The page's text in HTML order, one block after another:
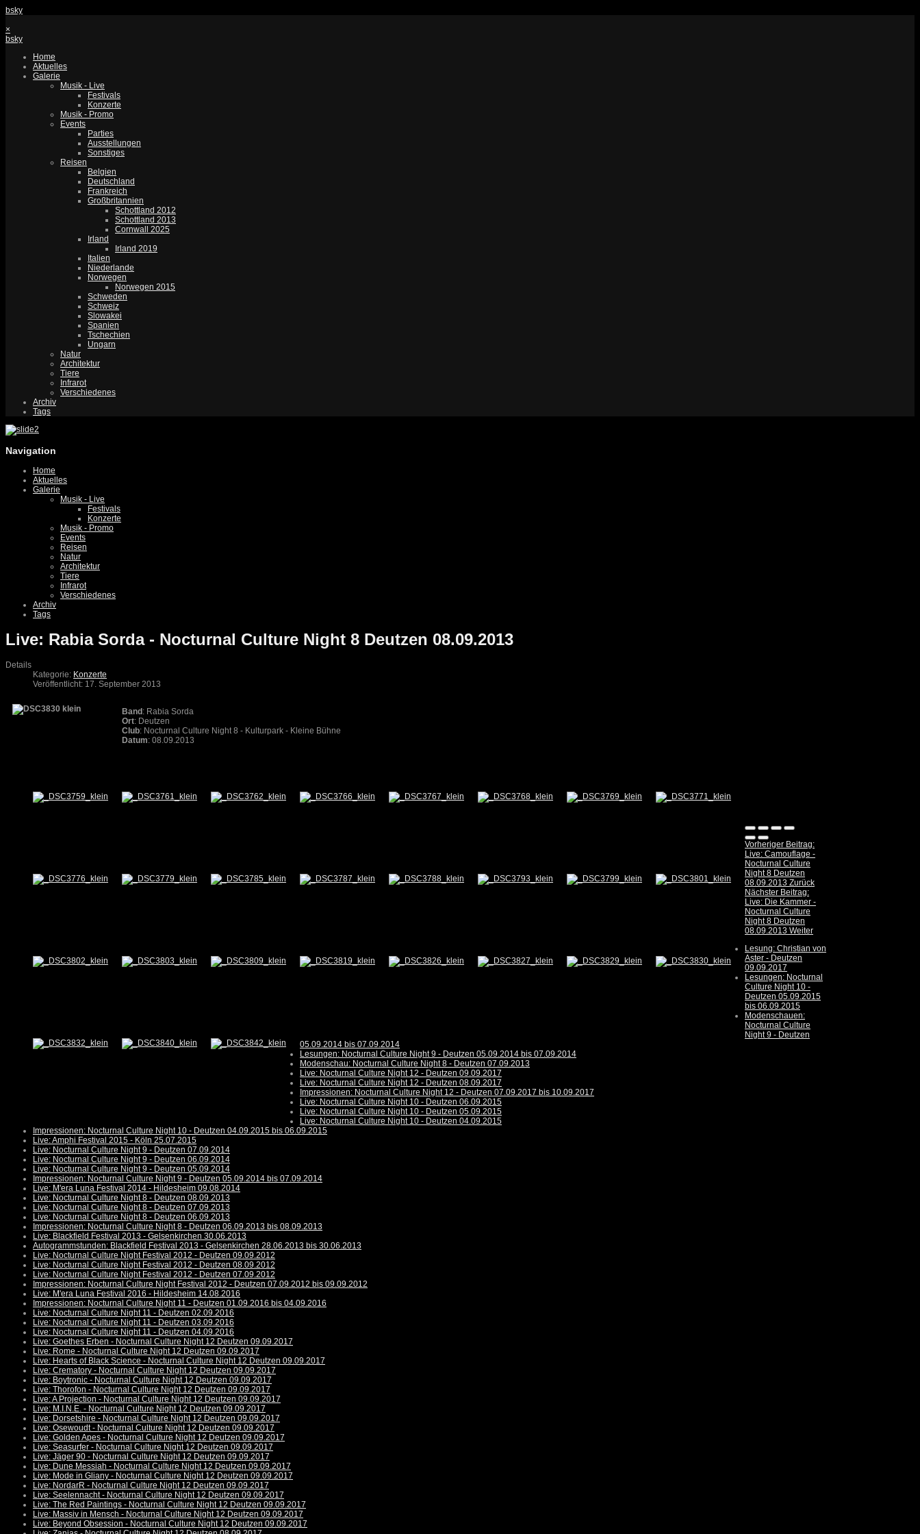
bsky
×
bsky
Home
Aktuelles
Galerie
Musik - Live
Festivals
Konzerte
Musik - Promo
Events
Parties
Ausstellungen
Sonstiges
Reisen
Belgien
Deutschland
Frankreich
Großbritannien
Schottland 2012
Schottland 2013
Cornwall 2025
Irland
Irland 2019
Italien
Niederlande
Norwegen
Norwegen 2015
Schweden
Schweiz
Slowakei
Spanien
Tschechien
Ungarn
Natur
Architektur
Tiere
Infrarot
Verschiedenes
Archiv
Tags
Navigation
Home
Aktuelles
Galerie
Musik - Live
Festivals
Konzerte
Musik - Promo
Events
Reisen
Natur
Architektur
Tiere
Infrarot
Verschiedenes
Archiv
Tags
Live: Rabia Sorda - Nocturnal Culture Night 8 Deutzen 08.09.2013
Details
Kategorie: Konzerte
Veröffentlicht: 17. September 2013
Band : Rabia Sorda
Ort: Deutzen
Club: Nocturnal Culture Night 8 - Kulturpark - Kleine Bühne
Datum: 08.09.2013
Vorheriger Beitrag:
Live: Camouflage -
Nocturnal Culture
Night 8 Deutzen
08.09.2013 Zurück
Nächster Beitrag:
Live: Die Kammer -
Nocturnal Culture
Night 8 Deutzen
08.09.2013 Weiter
Lesung: Christian von
Aster - Deutzen
09.09.2017
Lesungen: Nocturnal
Culture Night 10 -
Deutzen 05.09.2015
bis 06.09.2015
Modenschauen:
Nocturnal Culture
Night 9 - Deutzen
05.09.2014 bis 07.09.2014
Lesungen: Nocturnal Culture Night 9 - Deutzen 05.09.2014 bis 07.09.2014
Modenschau: Nocturnal Culture Night 8 - Deutzen 07.09.2013
Live: Nocturnal Culture Night 12 - Deutzen 09.09.2017
Live: Nocturnal Culture Night 12 - Deutzen 08.09.2017
Impressionen: Nocturnal Culture Night 12 - Deutzen 07.09.2017 bis 10.09.2017
Live: Nocturnal Culture Night 10 - Deutzen 06.09.2015
Live: Nocturnal Culture Night 10 - Deutzen 05.09.2015
Live: Nocturnal Culture Night 10 - Deutzen 04.09.2015
Impressionen: Nocturnal Culture Night 10 - Deutzen 04.09.2015 bis 06.09.2015
Live: Amphi Festival 2015 - Köln 25.07.2015
Live: Nocturnal Culture Night 9 - Deutzen 07.09.2014
Live: Nocturnal Culture Night 9 - Deutzen 06.09.2014
Live: Nocturnal Culture Night 9 - Deutzen 05.09.2014
Impressionen: Nocturnal Culture Night 9 - Deutzen 05.09.2014 bis 07.09.2014
Live: M'era Luna Festival 2014 - Hildesheim 09.08.2014
Live: Nocturnal Culture Night 8 - Deutzen 08.09.2013
Live: Nocturnal Culture Night 8 - Deutzen 07.09.2013
Live: Nocturnal Culture Night 8 - Deutzen 06.09.2013
Impressionen: Nocturnal Culture Night 8 - Deutzen 06.09.2013 bis 08.09.2013
Live: Blackfield Festival 2013 - Gelsenkirchen 30.06.2013
Autogrammstunden: Blackfield Festival 2013 - Gelsenkirchen 28.06.2013 bis 30.06.2013
Live: Nocturnal Culture Night Festival 2012 - Deutzen 09.09.2012
Live: Nocturnal Culture Night Festival 2012 - Deutzen 08.09.2012
Live: Nocturnal Culture Night Festival 2012 - Deutzen 07.09.2012
Impressionen: Nocturnal Culture Night Festival 2012 - Deutzen 07.09.2012 bis 09.09.2012
Live: M'era Luna Festival 2016 - Hildesheim 14.08.2016
Impressionen: Nocturnal Culture Night 11 - Deutzen 01.09.2016 bis 04.09.2016
Live: Nocturnal Culture Night 11 - Deutzen 02.09.2016
Live: Nocturnal Culture Night 11 - Deutzen 03.09.2016
Live: Nocturnal Culture Night 11 - Deutzen 04.09.2016
Live: Goethes Erben - Nocturnal Culture Night 12 Deutzen 09.09.2017
Live: Rome - Nocturnal Culture Night 12 Deutzen 09.09.2017
Live: Hearts of Black Science - Nocturnal Culture Night 12 Deutzen 09.09.2017
Live: Crematory - Nocturnal Culture Night 12 Deutzen 09.09.2017
Live: Boytronic - Nocturnal Culture Night 12 Deutzen 09.09.2017
Live: Thorofon - Nocturnal Culture Night 12 Deutzen 09.09.2017
Live: A Projection - Nocturnal Culture Night 12 Deutzen 09.09.2017
Live: M.I.N.E. - Nocturnal Culture Night 12 Deutzen 09.09.2017
Live: Dorsetshire - Nocturnal Culture Night 12 Deutzen 09.09.2017
Live: Osewoudt - Nocturnal Culture Night 12 Deutzen 09.09.2017
Live: Golden Apes - Nocturnal Culture Night 12 Deutzen 09.09.2017
Live: Seasurfer - Nocturnal Culture Night 12 Deutzen 09.09.2017
Live: Jäger 90 - Nocturnal Culture Night 12 Deutzen 09.09.2017
Live: Dune Messiah - Nocturnal Culture Night 12 Deutzen 09.09.2017
Live: Mode in Gliany - Nocturnal Culture Night 12 Deutzen 09.09.2017
Live: NordarR - Nocturnal Culture Night 12 Deutzen 09.09.2017
Live: Seelennacht - Nocturnal Culture Night 12 Deutzen 09.09.2017
Live: The Red Paintings - Nocturnal Culture Night 12 Deutzen 09.09.2017
Live: Massiv in Mensch - Nocturnal Culture Night 12 Deutzen 09.09.2017
Live: Beyond Obsession - Nocturnal Culture Night 12 Deutzen 09.09.2017